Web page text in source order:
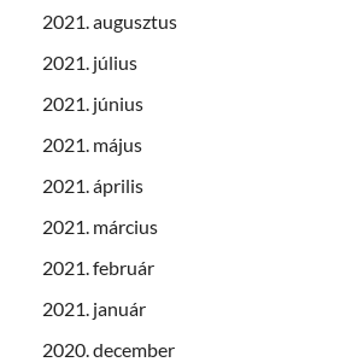
2021. augusztus
2021. július
2021. június
2021. május
2021. április
2021. március
2021. február
2021. január
2020. december